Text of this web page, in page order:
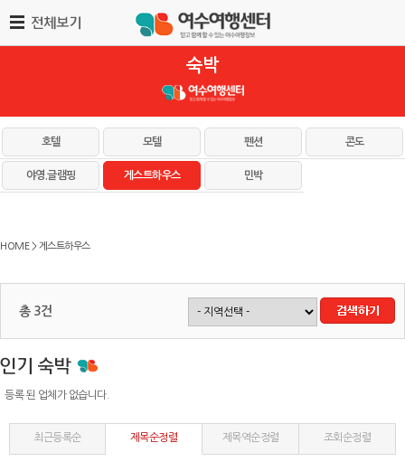
숙박
호텔 모텔 펜션 콘도
야영.글램핑 게스트하우스 민박
HOME > 게스트하우스
총 3건
등록 된 업체가 없습니다.
최근등록순 제목순정렬 제목역순정렬 조회순정렬